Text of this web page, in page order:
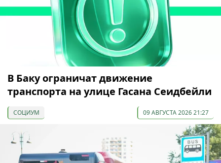
В Баку ограничат движение
транспорта на улице Гасана Сеидбейли
СОЦИУМ 09 АВГУСТА 2026 21:27